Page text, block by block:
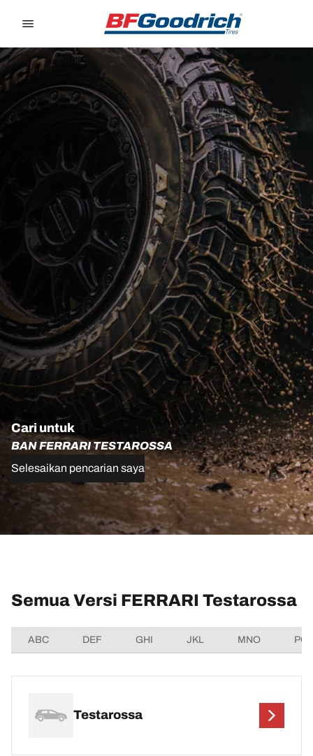
Cari untuk
BAN FERRARI TESTAROSSA
Selesaikan pencarian saya
Semua Versi FERRARI Testarossa
ABC DEF GHI JKL MNO
Testarossa